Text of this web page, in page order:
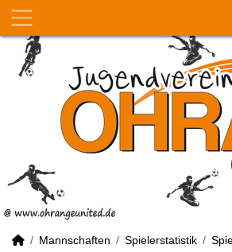
Mannschaften Spielerstatistik